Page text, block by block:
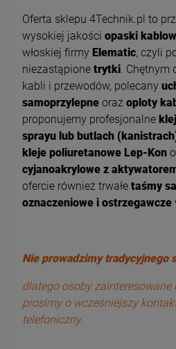
Oferta sklepu 4Technik.pl to
wysokiej jakości opaski
włoskiej firmy Elematic, czyli
niezastąpione trytki. Chętnym
kabli i przewodów, polecany
samoprzylepne oraz oploty
proponujemy profesjonalne
sprayu lub butlach
kleje poliuretanowe Lep-Kon
cyjanoakrylowe z
ofercie również trwałe taśmy
oznaczeniowe i ostrzegawcze
Nie prowadzimy tradycyjnego
dlatego osoby zainteresowane
prosimy o wcześniejszy
telefoniczny.